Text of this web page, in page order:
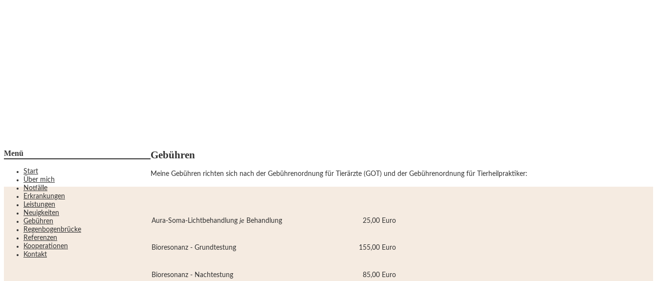
Menü
Start
Über mich
Notfälle
Erkrankungen
Leistungen
Neuigkeiten
Gebühren
Regenbogenbrücke
Referenzen
Kooperationen
Kontakt
Gebühren
Meine Gebühren richten sich nach der Gebührenordnung für Tierärzte (GOT) und der Gebührenordnung für Tierheilpraktiker:
Aura-Soma-Lichtbehandlung je Behandlung 25,00 Euro
Bioresonanz - Grundtestung 155,00 Euro
Bioresonanz - Nachtestung 85,00 Euro